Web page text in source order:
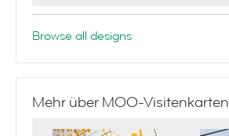
Browse all designs
Mehr über MOO-Visitenkarten